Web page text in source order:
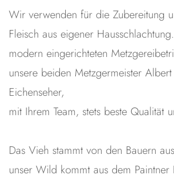
Wir verwenden für die Zubereitung
Fleisch aus eigener
modern eingerichteten
unsere beiden Metzgermeister
Eichenseher,
mit Ihrem Team, stets beste Qualität
Das Vieh stammt von den Bauern
unser Wild kommt aus dem Paintner